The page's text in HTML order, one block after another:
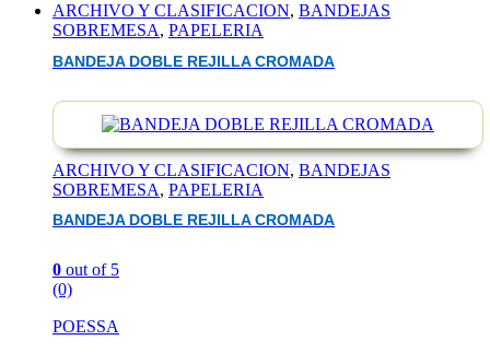
ARCHIVO Y CLASIFICACION, BANDEJAS
SOBREMESA, PAPELERIA
BANDEJA DOBLE REJILLA CROMADA
ARCHIVO Y CLASIFICACION, BANDEJAS
SOBREMESA, PAPELERIA
BANDEJA DOBLE REJILLA CROMADA
0 out of 5
(0)
POESSA